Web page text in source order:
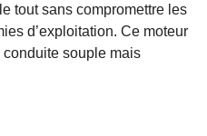
tout sans compromettre les
d’exploitation. Ce moteur
souple mais